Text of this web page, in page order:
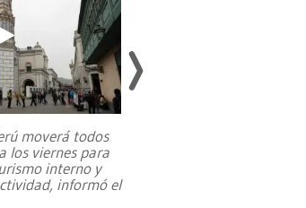
moverá todos
los viernes para
interno y
informó el